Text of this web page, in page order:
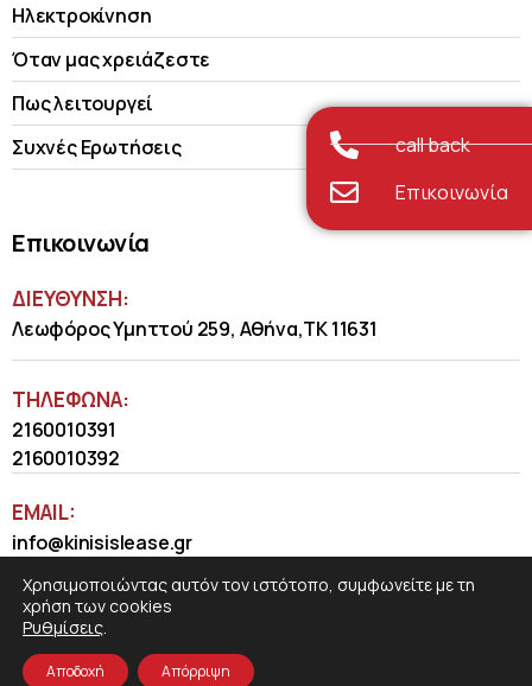
Ηλεκτροκίνηση
Όταν μας χρειάζεστε
Πως λειτουργεί
Συχνές Ερωτήσεις
Επικοινωνία
ΔΙΕΥΘΥΝΣΗ:
Λεωφόρος Υμηττού 259, Αθήνα,ΤΚ 11631
ΤΗΛΈΦΩΝΑ:
2160010391
2160010392
EMAIL:
info@kinisislease.gr
call back
Επικοινωνία
Χρησιμοποιώντας αυτόν τον ιστότοπο, συμφωνείτε με τη
χρήση των cookies
Ρυθμίσεις.
Αποδοχή Απόρριψη